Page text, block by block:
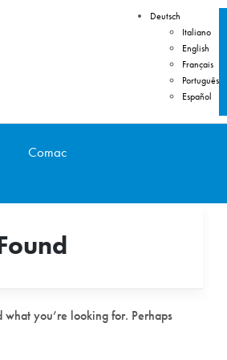
Deutsch
Italiano
English
Français
Português
Español
Comac
what you’re looking for. Perhaps